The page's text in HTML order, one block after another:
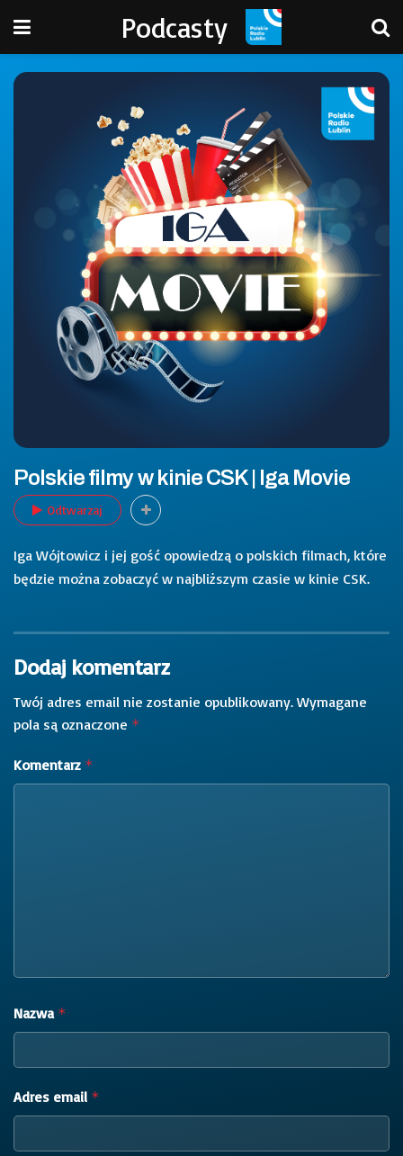
Podcasty
Polskie filmy w kinie CSK | Iga Movie
Odtwarzaj
Iga Wójtowicz i jej gość opowiedzą o polskich filmach, które
będzie można zobaczyć w najbliższym czasie w kinie CSK.
Dodaj komentarz
Twój adres email nie zostanie opublikowany. Wymagane
pola są oznaczone *
Komentarz *
Nazwa *
Adres email *